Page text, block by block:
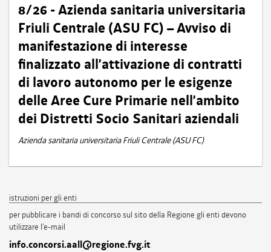
8/26 - Azienda sanitaria universitaria
Friuli Centrale (ASU FC) – Avviso di
manifestazione di interesse
finalizzato all’attivazione di contratti
di lavoro autonomo per le esigenze
delle Aree Cure Primarie nell’ambito
dei Distretti Socio Sanitari aziendali
Azienda sanitaria universitaria Friuli Centrale (ASU FC)
istruzioni per gli enti
per pubblicare i bandi di concorso sul sito della Regione gli enti devono
utilizzare l'e-mail
info.concorsi.aall@regione.fvg.it